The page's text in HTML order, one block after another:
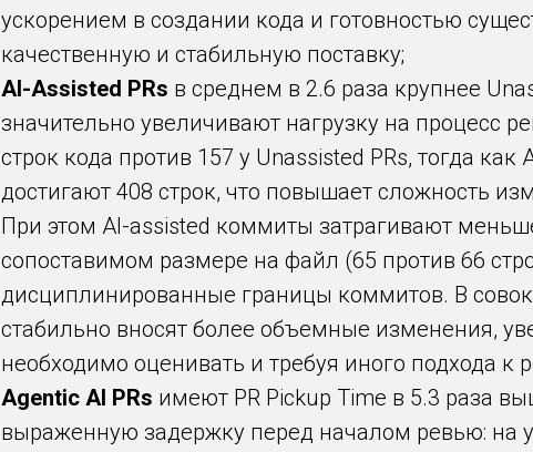
ускорением в создании кода и готовностью
качественную и стабильную поставку;
AI-Assisted PRs в среднем в 2.6 раза крупнее
значительно увеличивают нагрузку на процесс
строк кода против 157 у Unassisted PRs, тогда
достигают 408 строк, что повышает сложность
При этом AI-assisted коммиты затрагивают
сопоставимом размере на файл (65 против 66
дисциплинированные границы коммитов. В
стабильно вносят более объемные изменения,
необходимо оценивать и требуя иного подхода
Agentic AI PRs имеют PR Pickup Time в 5.3 раза
выраженную задержку перед началом ревью: на